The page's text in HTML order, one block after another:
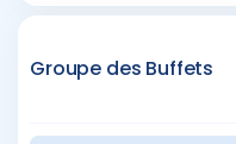
Groupe des Buffets